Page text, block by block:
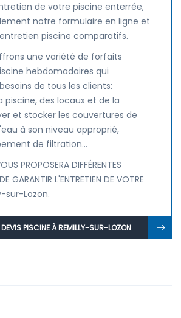
de votre piscine enterrée,
notre formulaire en ligne et
piscine comparatifs.
une variété de forfaits
hebdomadaires qui
de tous les clients:
piscine, des locaux et de la
et stocker les couvertures de
à son niveau approprié,
de filtration...
PROPOSERA DIFFÉRENTES
GARANTIR L'ENTRETIEN DE VOTRE
sur-Lozon.
PISCINE À REMILLY-SUR-LOZON